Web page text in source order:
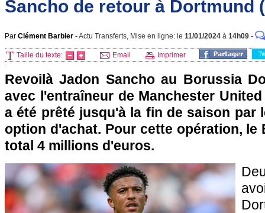
Sancho de retour à Dortmund
Par Clément Barbier -Actu Transferts, Mise en ligne: le 11/01/2024 à 14h09 -
Taille du texte: Email Imprimer
Revoilà Jadon Sancho au Borussia
avec l'entraîneur de Manchester
a été prêté jusqu'à la fin de saison par
option d'achat. Pour cette opération, le
total 4 millions d'euros.